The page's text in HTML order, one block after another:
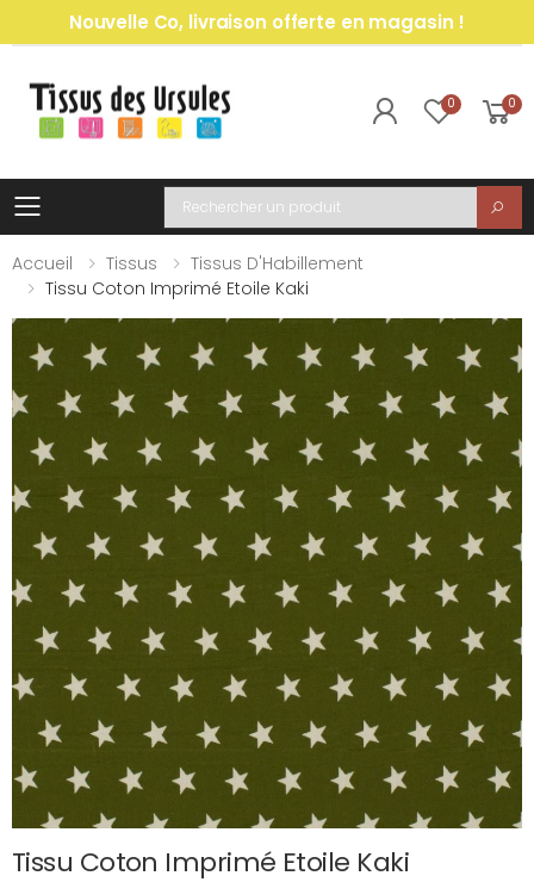
Nouvelle Co, livraison offerte en magasin !
0 0
Toggle mobile menu
Recherche
Accueil
Tissus
Tissus D'Habillement
Tissu Coton Imprimé Etoile Kaki
Tissu Coton Imprimé Etoile Kaki